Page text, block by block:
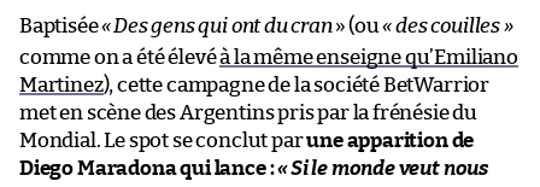
Baptisée«Des gens qui ont du cran» (ou« des couilles »
comme on a été élevéà la même enseigne qu’Emiliano
Martinez), cette campagne de la société BetWarrior
met en scène des Argentins pris par la frénésie du
Mondial. Le spot se conclut parune apparition de
Diego Maradona qui lance :«Si le monde veut nous